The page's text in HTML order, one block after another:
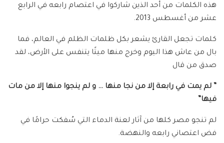
هذه الكلمات من أحد الذين شاركوا في اعتصام رابعه في الرابع
عشر من أغسطس 2013.
كلمات تجعل القارئ يشعر بكل ظلمات الظلم في العالم، فما
بال من عاش هذا اليوم وخرج منها ميتًا يتنفس على الأرض، لقد
صدق من قال
” لم يمت في رابعة إلا من نجا منها … و لم ينجوا منها إلا من مات
فيها”
لم تنجو مصر كلها من آثار لعنة الدماء التي سُفكت حرامًا في
فض اعتصاني رابعه والنهضة.